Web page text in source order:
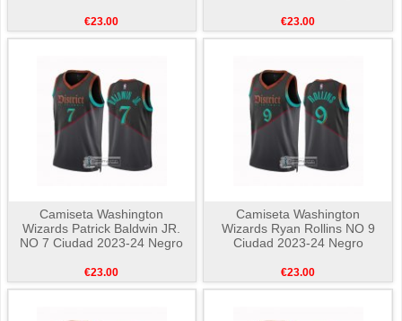
€23.00 €23.00
Camiseta Washington
Wizards Patrick Baldwin JR.
NO 7 Ciudad 2023-24 Negro
€23.00
Camiseta Washington
Wizards Ryan Rollins NO 9
Ciudad 2023-24 Negro
€23.00